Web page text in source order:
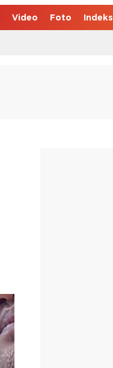
Video Foto Indeks